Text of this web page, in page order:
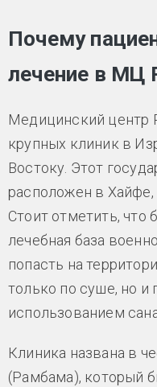
Почему
лечение в МЦ
Медицинский центр
крупных клиник в
Востоку. Этот
расположен в
Стоит отметить,
лечебная база
попасть на
только по суше, но и
использованием
Клиника названа в
(Рамбама), который